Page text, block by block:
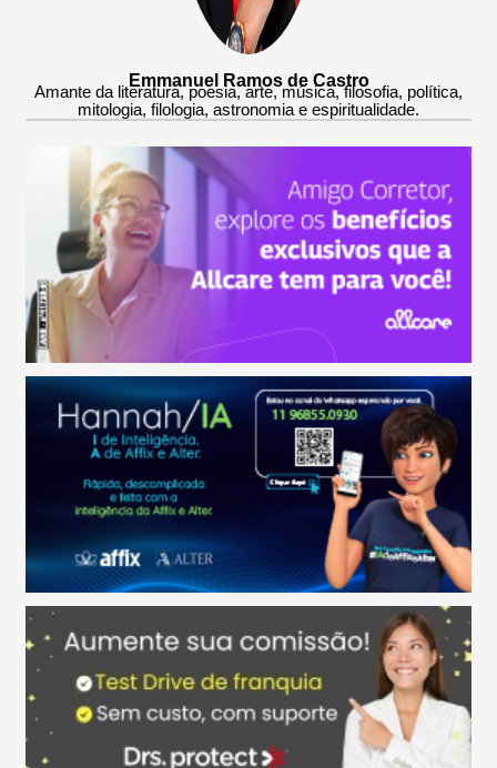
Emmanuel Ramos de Castro
Amante da literatura, poesia, arte, música, filosofia, política,
mitologia, filologia, astronomia e espiritualidade.